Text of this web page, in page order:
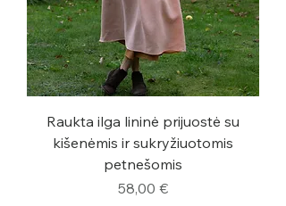
Raukta ilga lininė prijuostė su
kišenėmis ir sukryžiuotomis
petnešomis
Kaina
58,00 €